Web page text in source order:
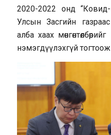
2020-2022 онд
Улсын Засгийн
алба хаах
нэмэгдүүлэхгүй